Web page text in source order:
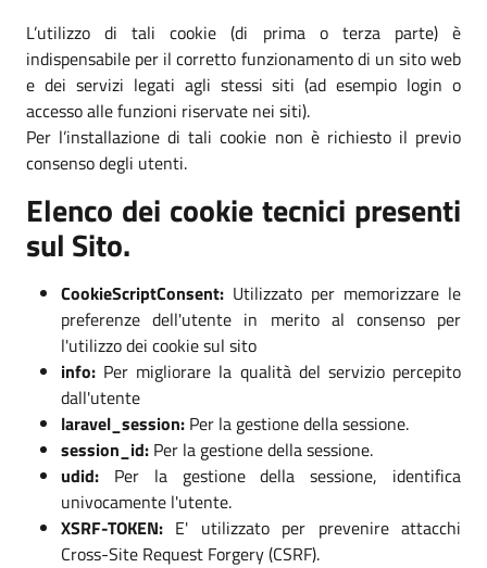
L’utilizzo di tali cookie (di prima o terza parte) è
indispensabile per il corretto funzionamento di un sito web
e dei servizi legati agli stessi siti (ad esempio login o
accesso alle funzioni riservate nei siti).
Per l’installazione di tali cookie non è richiesto il previo
consenso degli utenti.
Elenco dei cookie tecnici presenti
sul Sito.
CookieScriptConsent: Utilizzato per memorizzare le
preferenze dell'utente in merito al consenso per
l'utilizzo dei cookie sul sito
info: Per migliorare la qualità del servizio percepito
dall'utente
laravel_session: Per la gestione della sessione.
session_id: Per la gestione della sessione.
udid: Per la gestione della sessione, identifica
univocamente l'utente.
XSRF-TOKEN: E' utilizzato per prevenire attacchi
Cross-Site Request Forgery (CSRF).